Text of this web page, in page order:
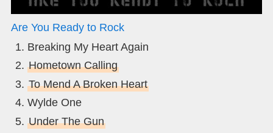
Are You Ready to Rock
Breaking My Heart Again
Hometown Calling
To Mend A Broken Heart
Wylde One
Under The Gun